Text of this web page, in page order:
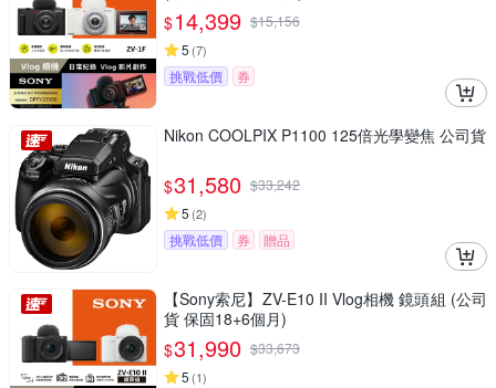
$14,399 $15,156
5 (7)
挑戰低價 券
Nikon COOLPIX P1100 125倍光學變焦 公司貨
$31,580 $33,242
5 (2)
挑戰低價 券 贈品
【Sony索尼】ZV-E10 II Vlog相機 鏡頭組 (公司
貨 保固18+6個月)
$31,990 $33,673
5 (1)